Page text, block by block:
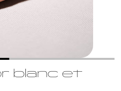
blanc et